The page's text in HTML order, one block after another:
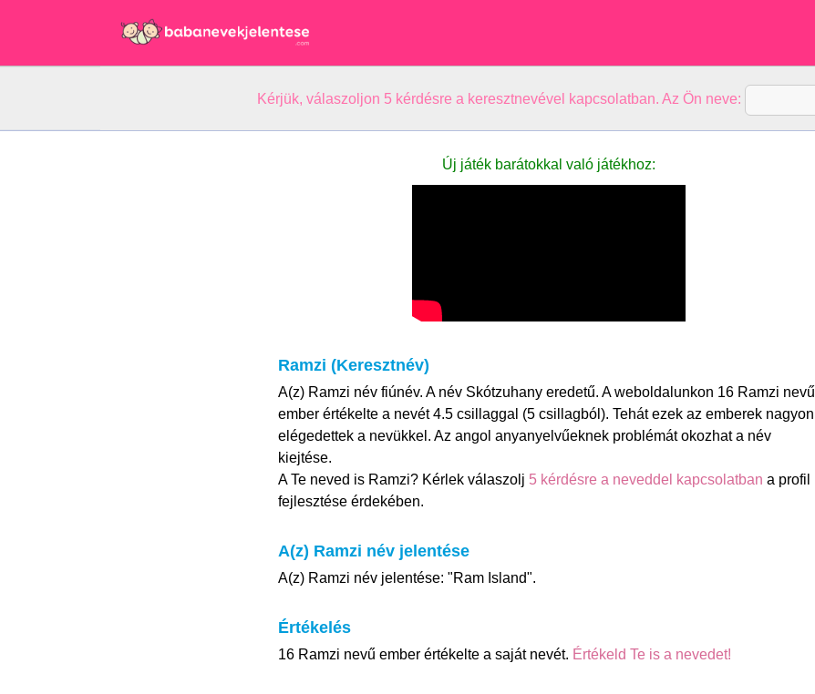
Kérjük, válaszoljon 5 kérdésre a keresztnevével kapcsolatban. Az Ön neve:
Új játék barátokkal való játékhoz:
Ramzi (Keresztnév)
A(z) Ramzi név fiúnév. A név Skótzuhany eredetű. A weboldalunkon 16 Ramzi nevű
ember értékelte a nevét 4.5 csillaggal (5 csillagból). Tehát ezek az emberek nagyon
elégedettek a nevükkel. Az angol anyanyelvűeknek problémát okozhat a név
kiejtése.
A Te neved is Ramzi? Kérlek válaszolj 5 kérdésre a neveddel kapcsolatban a profil
fejlesztése érdekében.
A(z) Ramzi név jelentése
A(z) Ramzi név jelentése: "Ram Island".
Értékelés
16 Ramzi nevű ember értékelte a saját nevét. Értékeld Te is a nevedet!